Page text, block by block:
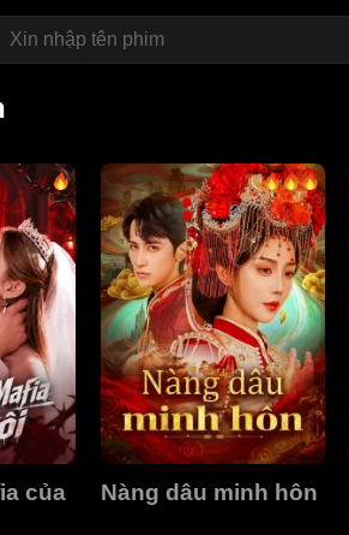
của
Nàng dâu minh hôn